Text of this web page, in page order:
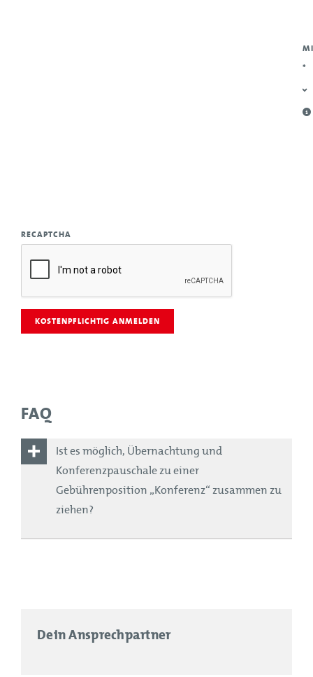
*
RECAPTCHA
KOSTENPFLICHTIG ANMELDEN
FAQ
Ist es möglich, Übernachtung und
Konferenzpauschale zu einer
Gebührenposition „Konferenz“ zusammen zu
ziehen?
alle Gebühren des Hotels zu einer Position
zusammen zu fassen, falls das jemand wünscht.
Dein Ansprechpartner